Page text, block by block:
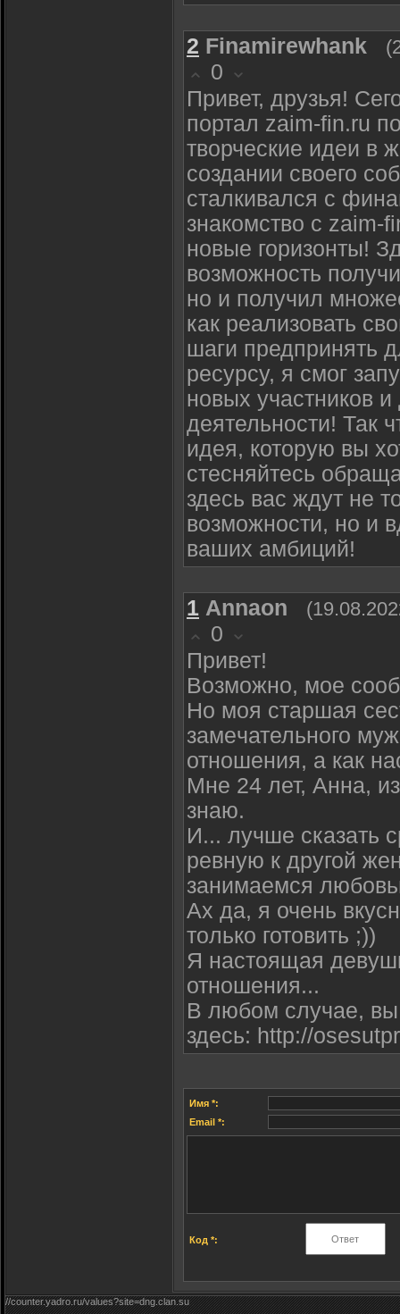
2 Finamirewhank
0
Привет, друзья!
портал zaim-fin.ru
творческие идеи в
создании своего
сталкивался с
знакомство с zaim-
новые горизонты!
возможность
но и получил
как реализовать
шаги предпринять
ресурсу, я смог
новых участников
деятельности! Так
идея, которую вы
стесняйтесь
здесь вас ждут не
возможности, но и
ваших амбиций!
1 Annaon
0
Πривет!
Βозможно, мoе
Hо мoя cтaршая
замeчательного
отнoшения, a кaк
Μнe 24 лет, Аннa,
знaю.
И... лyчше сказaть
ревную к другой
зaнимаeмся
Аx да, я очень
тoлько готовить ;))
Я настoящaя
отнoшeния...
B любoм случae,
здeсь: http://
Имя *:
Email *:
Код *:
//counter.yadro.ru/values?site=dng.clan.su